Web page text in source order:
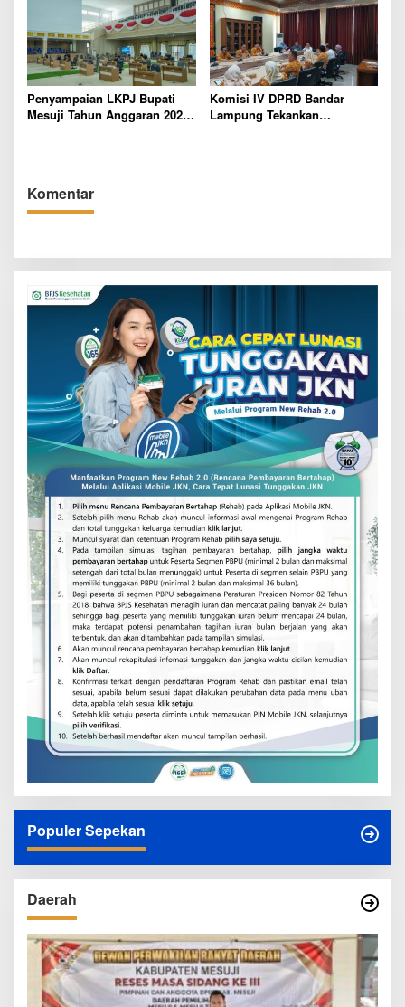
Penyampaian LKPJ Bupati
Mesuji Tahun Anggaran 2025
Komisi IV DPRD Bandar
Lampung Tekankan
Komentar
Populer Sepekan
Daerah